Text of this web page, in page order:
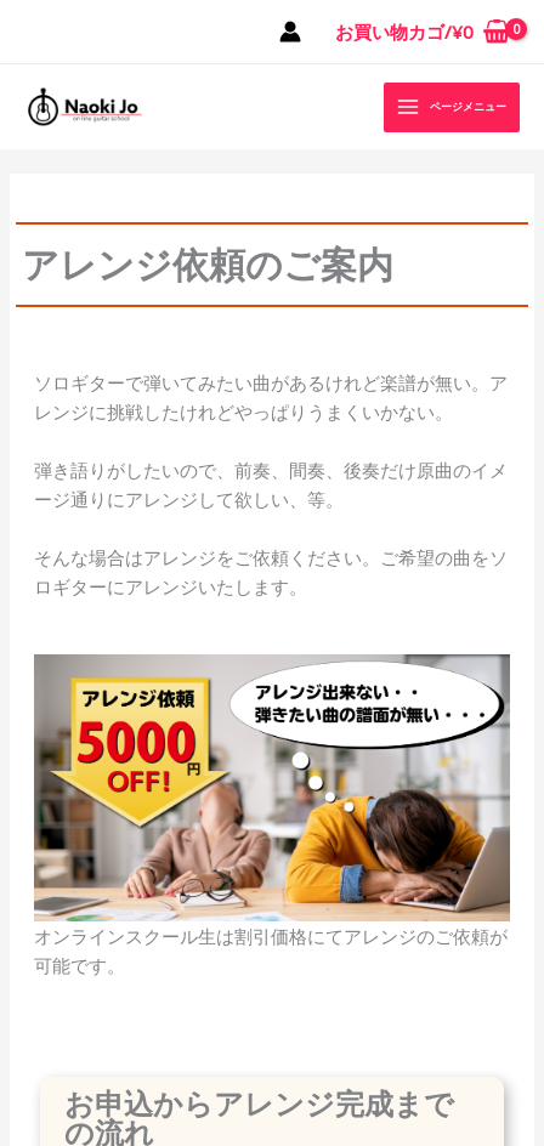
お買い物カゴ/¥0
ページメニュー
アレンジ依頼のご案内
ソロギターで弾いてみたい曲があるけれど楽譜が無い。ア
レンジに挑戦したけれどやっぱりうまくいかない。
弾き語りがしたいので、前奏、間奏、後奏だけ原曲のイメ
ージ通りにアレンジして欲しい、等。
そんな場合はアレンジをご依頼ください。ご希望の曲をソ
ロギターにアレンジいたします。
オンラインスクール生は割引価格にてアレンジのご依頼が
可能です。
お申込からアレンジ完成まで
の流れ